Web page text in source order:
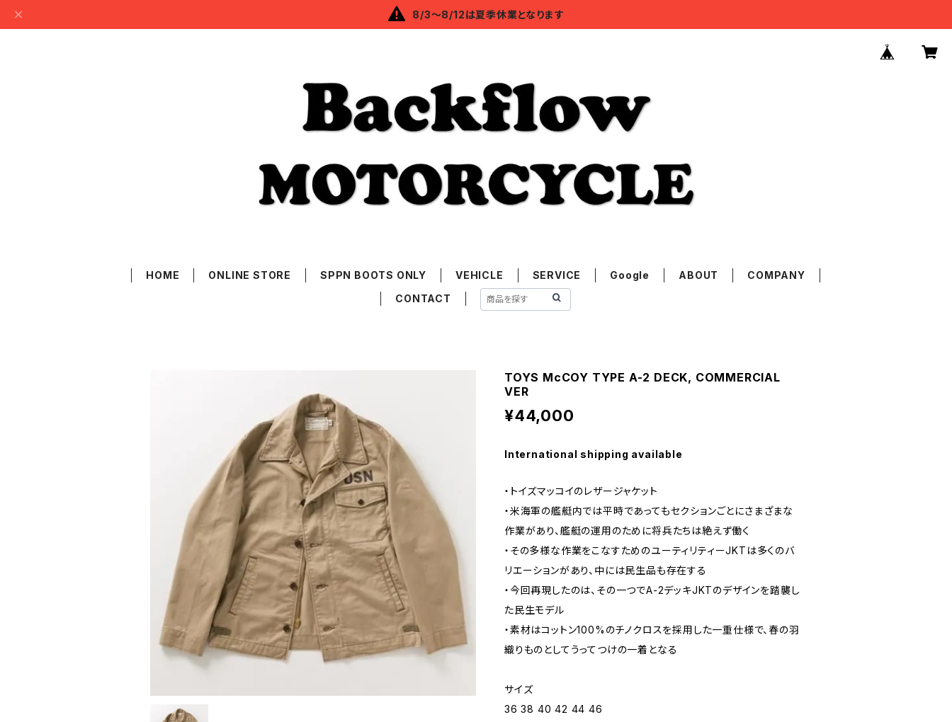
8/3～8/12は夏季休業となります
HOME ONLINE STORE SPPN BOOTS ONLY VEHICLE SERVICE Google ABOUT
COMPANY
CONTACT
TOYS McCOY TYPE A-2 DECK, COMMERCIAL
VER
¥44,000
International shipping available
・トイズマッコイのレザージャケット
・米海軍の艦艇内では平時であってもセクションごとにさまざまな
作業があり、艦艇の運用のために将兵たちは絶えず働く
・その多様な作業をこなすためのユーティリティーJKTは多くのバ
リエーションがあり、中には民生品も存在する
・今回再現したのは、その一つでA-2デッキJKTのデザインを踏襲し
た民生モデル
・素材はコットン100%のチノクロスを採用した一重仕様で、春の羽
織りものとしてうってつけの一着となる
サイズ
36 38 40 42 44 46